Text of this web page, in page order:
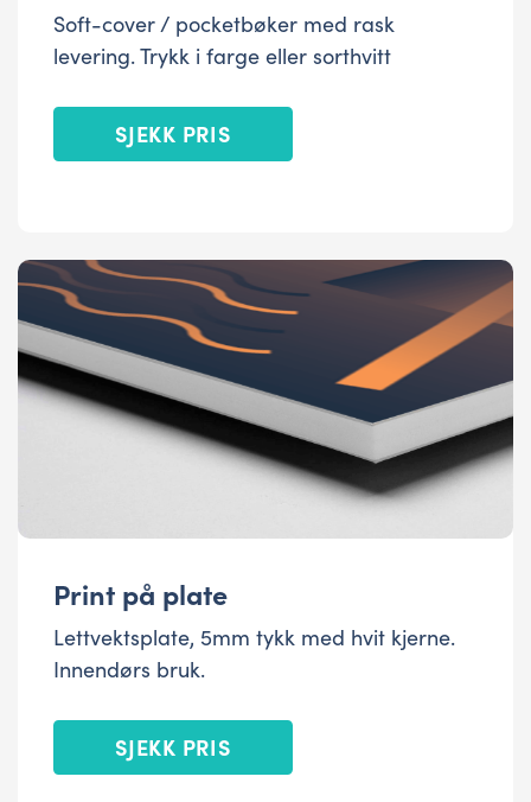
Soft-cover / pocketbøker med rask
levering. Trykk i farge eller sorthvitt
SJEKK PRIS
Print på plate
Lettvektsplate, 5mm tykk med hvit kjerne.
Innendørs bruk.
SJEKK PRIS